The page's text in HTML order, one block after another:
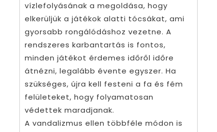
vízlefolyásának a megoldása, hogy
elkerüljük a játékok alatti tócsákat, ami
gyorsabb rongálódáshoz vezetne. A
rendszeres karbantartás is fontos,
minden játékot érdemes időről időre
átnézni, legalább évente egyszer. Ha
szükséges, újra kell festeni a fa és fém
felületeket, hogy folyamatosan
védettek maradjanak.
A vandalizmus ellen többféle módon is